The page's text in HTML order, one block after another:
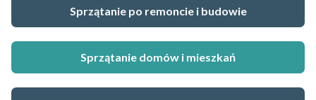
Sprzątanie po remoncie i budowie
Sprzątanie domów i mieszkań